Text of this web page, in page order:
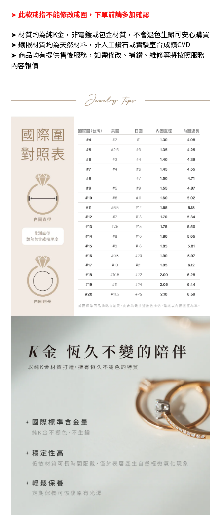
➤ 此款戒指不能修改戒圍，下單前請多加確認
➤ 材質均為純K金，非電鍍或包金材質，不會退色生鏽可安心購買
➤ 鑲嵌材質均為天然材料，非人工鑽石或實驗室合成鑽CVD
➤ 商品均有提供售後服務，如需修改、補鑽、維修等將按照服務
內容報價